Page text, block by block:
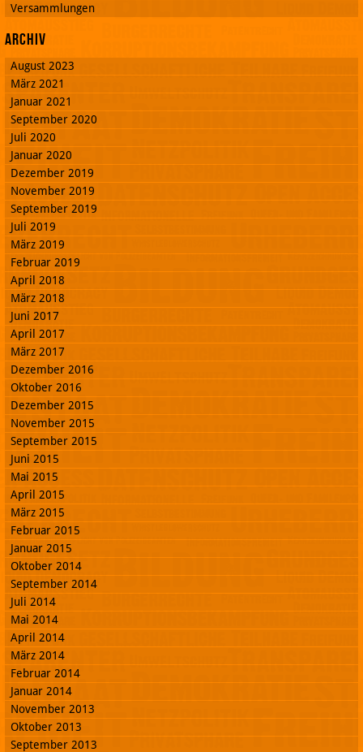
Versammlungen
Archiv
August 2023
März 2021
Januar 2021
September 2020
Juli 2020
Januar 2020
Dezember 2019
November 2019
September 2019
Juli 2019
März 2019
Februar 2019
April 2018
März 2018
Juni 2017
April 2017
März 2017
Dezember 2016
Oktober 2016
Dezember 2015
November 2015
September 2015
Juni 2015
Mai 2015
April 2015
März 2015
Februar 2015
Januar 2015
Oktober 2014
September 2014
Juli 2014
Mai 2014
April 2014
März 2014
Februar 2014
Januar 2014
November 2013
Oktober 2013
September 2013